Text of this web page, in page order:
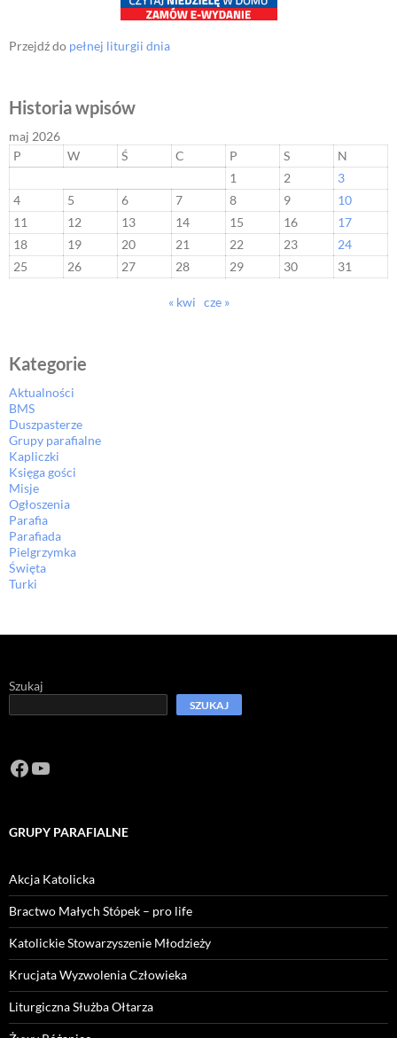
Przejdź do pełnej liturgii dnia
Historia wpisów
maj 2026
P
W Ś C P S
N
1
2
3
4
5 6 7 8 9
10
11
12 13 14 15 16
17
18
19 20 21 22 23
24
25
26 27 28 29 30 31
« kwi cze »
Kategorie
Aktualności
BMS
Duszpasterze
Grupy parafialne
Kapliczki
Księga gości
Misje
Ogłoszenia
Parafia
Parafiada
Pielgrzymka
Święta
Turki
Szukaj
SZUKAJ
Facebook
https://www.youtube.com/channel/
GRUPY PARAFIALNE
Akcja Katolicka
Bractwo Małych Stópek – pro life
Katolickie Stowarzyszenie Młodzieży
Krucjata Wyzwolenia Człowieka
Liturgiczna Służba Ołtarza